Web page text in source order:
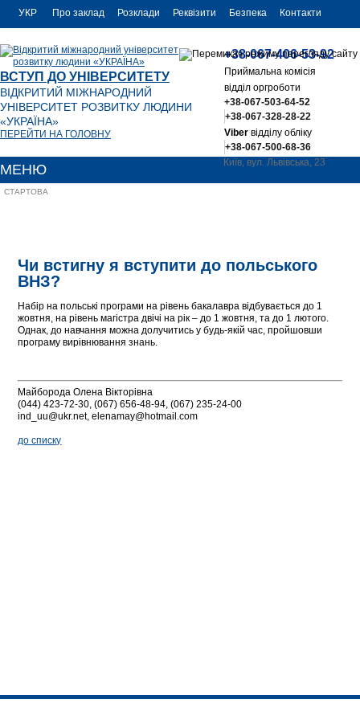
УКР
ENG
Про заклад Розклади Реквізити Безпека Контакти
ВСТУП ДО УНІВЕРСИТЕТУ
ВІДКРИТИЙ МІЖНАРОДНИЙ
УНІВЕРСИТЕТ РОЗВИТКУ ЛЮДИНИ
«УКРАЇНА»
ПЕРЕЙТИ НА ГОЛОВНУ
+38-067-406-53-92
Приймальна комісія
відділ оргроботи
+38-067-503-64-52
+38-067-328-28-22
Viberвідділу обліку
+38-067-500-68-36
Київ, вул. Львівська, 23
МЕНЮ
СТАРТОВА
Чи встигну я вступити до польського
ВНЗ?
Набір на польські програми на рівень бакалавра відбувається до 1
жовтня, на рівень магістра двічі на рік – до 1 жовтня, та до 1 лютого.
Однак, до навчання можна долучитись у будь-якій час, пройшовши
програму вирівнювання знань.
Майборода Олена Вікторівна
(044) 423-72-30, (067) 656-48-94, (067) 235-24-00
ind_uu@ukr.net, elenamay@hotmail.com
до списку